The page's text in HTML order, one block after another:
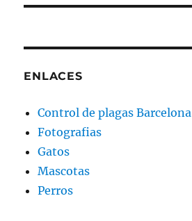
ENLACES
Control de plagas Barcelona
Fotografias
Gatos
Mascotas
Perros